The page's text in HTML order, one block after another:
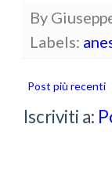
By
Labels:
Post più recenti
Iscriviti a: